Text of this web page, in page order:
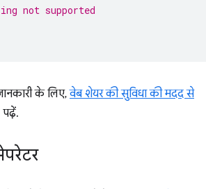
not supported
के लिए,वेब शेयर की सुविधा की मदद से